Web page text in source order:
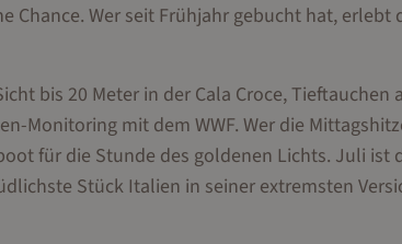
Wer seit Frühjahr gebucht hat, erlebt
bis 20 Meter in der Cala Croce, Tieftauchen
Monitoring mit dem WWF. Wer die
für die Stunde des goldenen Lichts. Juli ist
Stück Italien in seiner extremsten